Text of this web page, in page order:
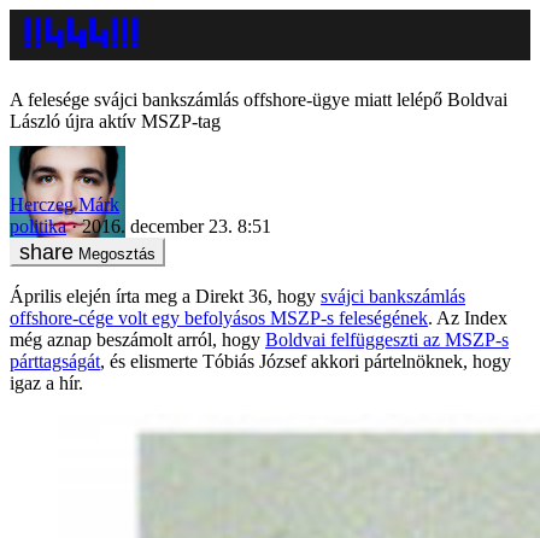
A felesége svájci bankszámlás offshore-ügye miatt lelépő Boldvai
László újra aktív MSZP-tag
Herczeg Márk
politika
2016. december 23. 8:51
Megosztás
Április elején írta meg a Direkt 36, hogy svájci bankszámlás
offshore-cége volt egy befolyásos MSZP-s feleségének. Az Index
még aznap beszámolt arról, hogy Boldvai felfüggeszti az MSZP-s
párttagságát, és elismerte Tóbiás József akkori pártelnöknek, hogy
igaz a hír.